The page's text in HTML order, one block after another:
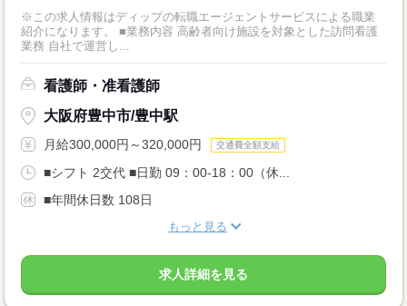
※この求人情報はディップの転職エージェントサービスによる職業
紹介になります。 ■業務内容 高齢者向け施設を対象とした訪問看護
業務 自社で運営し...
看護師・准看護師
大阪府豊中市/豊中駅
月給300,000円～320,000円 交通費全額支給
■シフト 2交代 ■日勤 09：00-18：00（休...
■年間休日数 108日
もっと見る
求人詳細を見る